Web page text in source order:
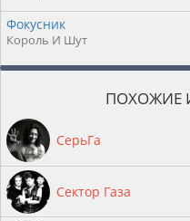
Фокусник
Король И Шут
ПОХОЖИЕ
СерьГа
Сектор Газа